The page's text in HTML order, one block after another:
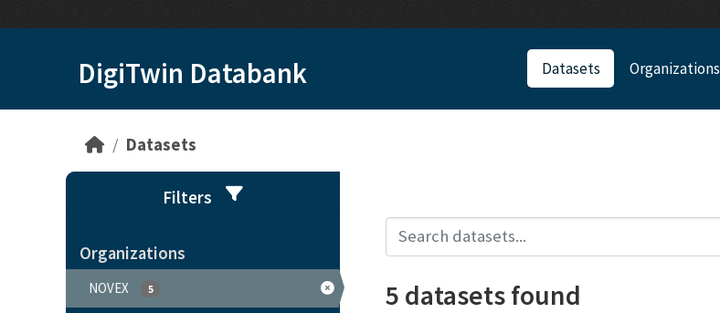
DigiTwin Databank Datasets Organizations
Datasets
Filters
Organizations
NOVEX 5 5 datasets found